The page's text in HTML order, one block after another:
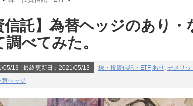
信託】為替ヘッジのあり・
べてみた。
05/13 : 最終更新日：2021/05/13 株・投資信託・ETF あり , デメリッ
替ヘッジ